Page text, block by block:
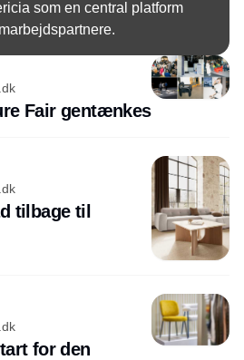
som en central platform
Fair gentænkes
tilbage til
for den